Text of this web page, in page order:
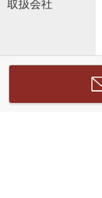
取扱会社